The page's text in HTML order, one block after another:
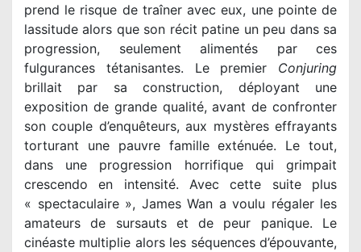
prend le risque de traîner avec eux, une pointe de
lassitude alors que son récit patine un peu dans sa
progression, seulement alimentés par ces
fulgurances tétanisantes. Le premier Conjuring
brillait par sa construction, déployant une
exposition de grande qualité, avant de confronter
son couple d’enquêteurs, aux mystères effrayants
torturant une pauvre famille exténuée. Le tout,
dans une progression horrifique qui grimpait
crescendo en intensité. Avec cette suite plus
« spectaculaire », James Wan a voulu régaler les
amateurs de sursauts et de peur panique. Le
cinéaste multiplie alors les séquences d’épouvante,